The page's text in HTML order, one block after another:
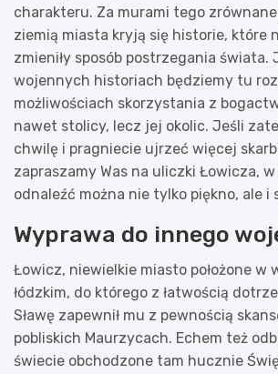
charakteru. Za murami tego
ziemią miasta kryją się historie, które
zmieniły sposób postrzegania świata.
wojennych historiach będziemy tu
możliwościach skorzystania z
nawet stolicy, lecz jej okolic. Jeśli
chwilę i pragniecie ujrzeć więcej
zapraszamy Was na uliczki Łowicza,
odnaleźć można nie tylko piękno, ale i
Wyprawa do innego
Łowicz, niewielkie miasto położone w
łódzkim, do którego z łatwością
Sławę zapewnił mu z pewnością
pobliskich Maurzycach. Echem też
świecie obchodzone tam hucznie